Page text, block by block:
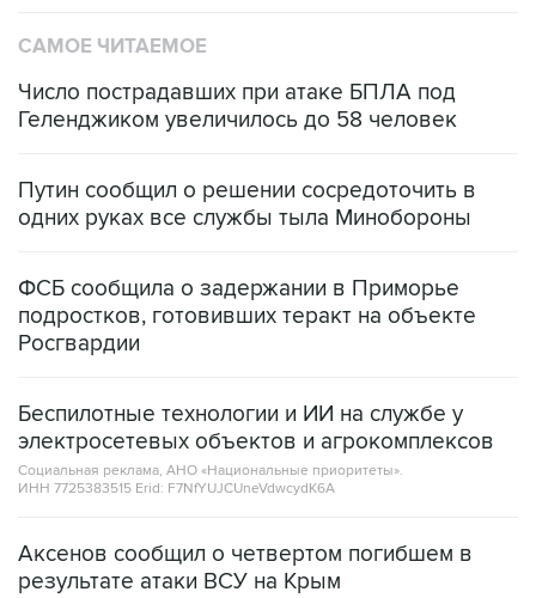
САМОЕ ЧИТАЕМОЕ
Число пострадавших при атаке БПЛА под
Геленджиком увеличилось до 58 человек
Путин сообщил о решении сосредоточить в
одних руках все службы тыла Минобороны
ФСБ сообщила о задержании в Приморье
подростков, готовивших теракт на объекте
Росгвардии
Беспилотные технологии и ИИ на службе у
электросетевых объектов и агрокомплексов
Социальная реклама, АНО «Национальные приоритеты».
ИНН 7725383515 Erid: F7NfYUJCUneVdwcydK6A
Аксенов сообщил о четвертом погибшем в
результате атаки ВСУ на Крым